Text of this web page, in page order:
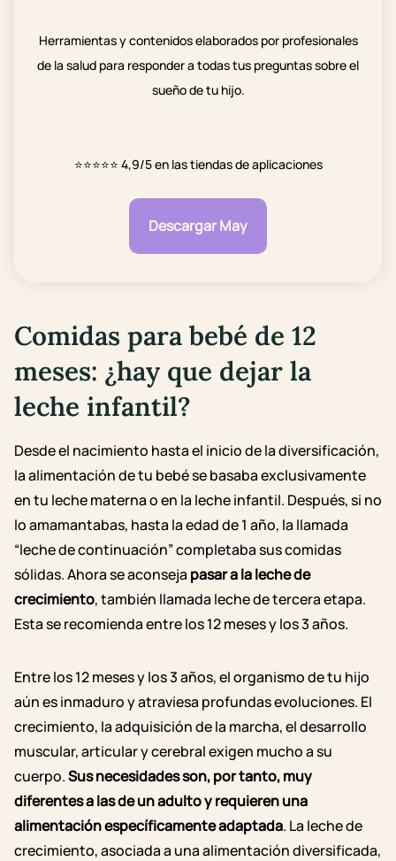
Herramientas y contenidos elaborados por profesionales
de la salud para responder a todas tus preguntas sobre el
sueño de tu hijo.
⭐⭐⭐⭐⭐ 4,9/5 en las tiendas de aplicaciones
Descargar May
Comidas para bebé de 12
meses: ¿hay que dejar la
leche infantil?
Desde el nacimiento hasta el inicio de la diversificación,
la alimentación de tu bebé se basaba exclusivamente
en tu leche materna o en la leche infantil. Después, si no
lo amamantabas, hasta la edad de 1 año, la llamada
“leche de continuación” completaba sus comidas
sólidas. Ahora se aconseja pasar a la leche de
crecimiento, también llamada leche de tercera etapa.
Esta se recomienda entre los 12 meses y los 3 años.
Entre los 12 meses y los 3 años, el organismo de tu hijo
aún es inmaduro y atraviesa profundas evoluciones. El
crecimiento, la adquisición de la marcha, el desarrollo
muscular, articular y cerebral exigen mucho a su
cuerpo.Sus necesidades son, por tanto, muy
diferentes a las de un adulto y requieren una
alimentación específicamente adaptada. La leche de
crecimiento, asociada a una alimentación diversificada,